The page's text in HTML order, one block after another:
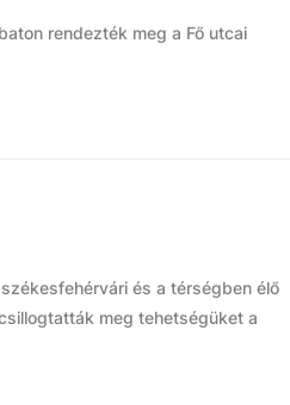
rendezték meg a Fő utcai
és a térségben élő
meg tehetségüket a